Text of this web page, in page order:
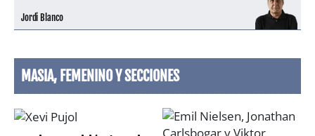
Jordi Blanco
MASIA, FEMENINO Y SECCIONES